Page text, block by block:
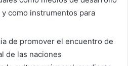
como instrumentos para
de promover el encuentro de
de las naciones